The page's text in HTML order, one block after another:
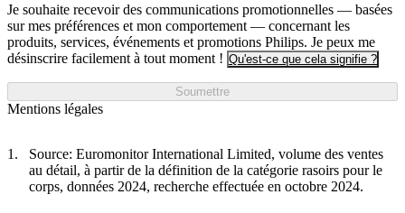
Je souhaite recevoir des communications promotionnelles — basées
sur mes préférences et mon comportement — concernant les
produits, services, événements et promotions Philips. Je peux me
désinscrire facilement à tout moment ! Qu'est-ce que cela signifie ?
Soumettre
Mentions légales
Source: Euromonitor International Limited, volume des ventes
au détail, à partir de la définition de la catégorie rasoirs pour le
corps, données 2024, recherche effectuée en octobre 2024.